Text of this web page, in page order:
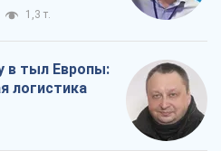
1,3 т.
в тыл Европы:
логистика